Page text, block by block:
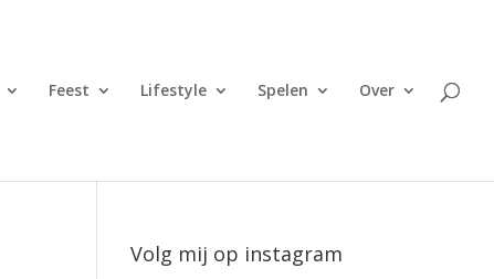
Feest Lifestyle Spelen Over
Volg mij op instagram